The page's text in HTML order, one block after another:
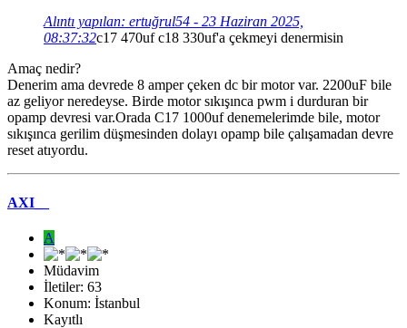
Alıntı yapılan: ertuğrul54 - 23 Haziran 2025,
08:37:32c17 470uf c18 330uf'a çekmeyi denermisin
Amaç nedir?
Denerim ama devrede 8 amper çeken dc bir motor var. 2200uF bile
az geliyor neredeyse. Birde motor sıkışınca pwm i durduran bir
opamp devresi var.Orada C17 1000uf denemelerimde bile, motor
sıkışınca gerilim düşmesinden dolayı opamp bile çalışamadan devre
reset atıyordu.
AXI__
A
Müdavim
İletiler: 63
Konum: İstanbul
Kayıtlı